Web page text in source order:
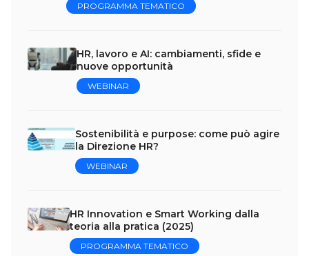
PROGRAMMA TEMATICO
HR, lavoro e AI: cambiamenti, sfide e
nuove opportunità
WEBINAR
Sostenibilità e purpose: come può agire
la Direzione HR?
WEBINAR
HR Innovation e Smart Working dalla
teoria alla pratica (2025)
PROGRAMMA TEMATICO